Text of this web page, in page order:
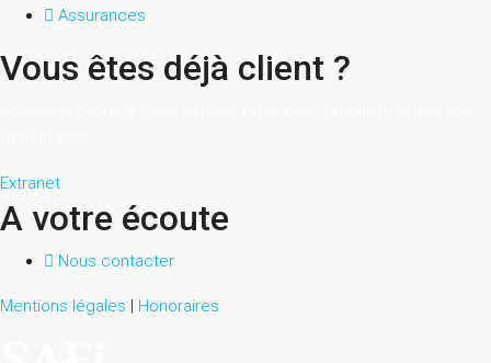
Assurances
Vous êtes déjà client ?
Extranet
A votre écoute
Nous contacter
Mentions légales | Honoraires